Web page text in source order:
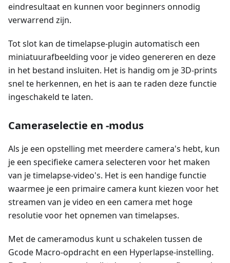
eindresultaat en kunnen voor beginners onnodig
verwarrend zijn.
Tot slot kan de timelapse-plugin automatisch een
miniatuurafbeelding voor je video genereren en deze
in het bestand insluiten. Het is handig om je 3D-prints
snel te herkennen, en het is aan te raden deze functie
ingeschakeld te laten.
Cameraselectie en -modus
Als je een opstelling met meerdere camera's hebt, kun
je een specifieke camera selecteren voor het maken
van je timelapse-video's. Het is een handige functie
waarmee je een primaire camera kunt kiezen voor het
streamen van je video en een camera met hoge
resolutie voor het opnemen van timelapses.
Met de cameramodus kunt u schakelen tussen de
Gcode Macro-opdracht en een Hyperlapse-instelling.